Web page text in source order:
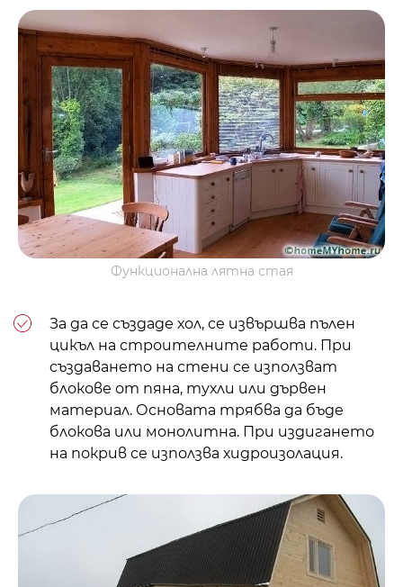
Функционална лятна стая
За да се създаде хол, се извършва пълен
цикъл на строителните работи. При
създаването на стени се използват
блокове от пяна, тухли или дървен
материал. Основата трябва да бъде
блокова или монолитна. При издигането
на покрив се използва хидроизолация.